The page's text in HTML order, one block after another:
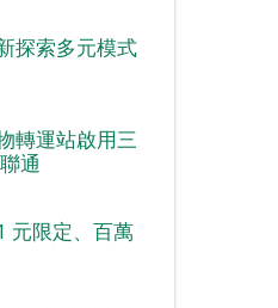
探索多元模式
轉運站啟用三
通
元限定、百萬